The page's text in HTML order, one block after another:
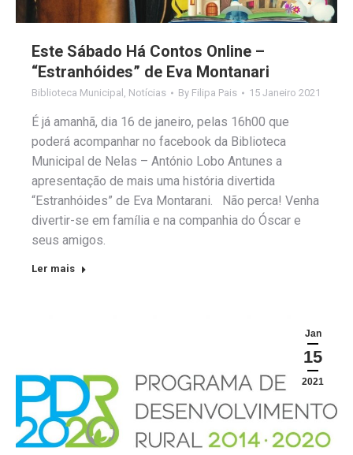
Este Sábado Há Contos Online –
“Estranhóides” de Eva Montanari
Biblioteca Municipal , Notícias By Filipa Pais 15 Janeiro 2021
É já amanhã, dia 16 de janeiro, pelas 16h00 que
poderá acompanhar no facebook da Biblioteca
Municipal de Nelas – António Lobo Antunes a
apresentação de mais uma história divertida
“Estranhóides” de Eva Montarani. Não perca! Venha
divertir-se em família e na companhia do Óscar e
seus amigos.
Ler mais
Jan
15
2021